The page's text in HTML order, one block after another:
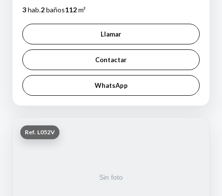
3hab.2baños112m²
Llamar
Contactar
WhatsApp
Ref. L052V